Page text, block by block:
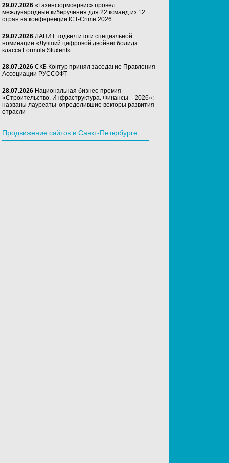
29.07.2026 «Газинформсервис» провёл
международные киберучения для 22 команд из 12
стран на конференции ICT-Crime 2026
29.07.2026 ЛАНИТ подвел итоги специальной
номинации «Лучший цифровой двойник болида
класса Formula Student»
28.07.2026 СКБ Контур принял заседание Правления
Ассоциации РУССОФТ
28.07.2026 Национальная бизнес-премия
«Строительство. Инфраструктура. Финансы – 2026»:
названы лауреаты, определившие векторы развития
отрасли
Продвижение сайтов в Санкт-Петербурге